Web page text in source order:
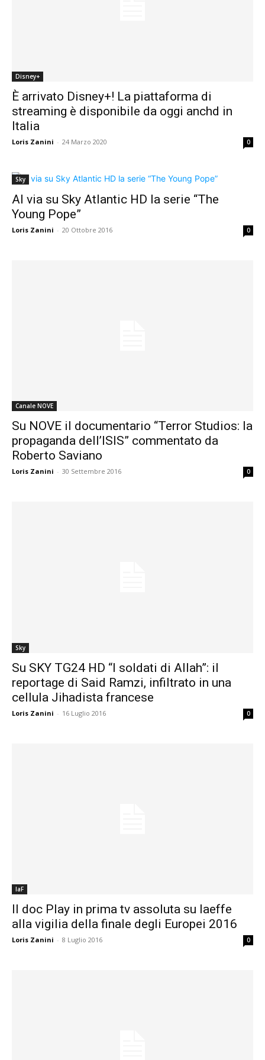
Disney+
È arrivato Disney+! La piattaforma di
streaming è disponibile da oggi anchd in
Italia
Loris Zanini - 24 Marzo 2020 0
Sky
Al via su Sky Atlantic HD la serie “The
Young Pope”
Loris Zanini - 20 Ottobre 2016 0
Canale NOVE
Su NOVE il documentario “Terror Studios: la
propaganda dell’ISIS” commentato da
Roberto Saviano
Loris Zanini - 30 Settembre 2016 0
Sky
Su SKY TG24 HD “I soldati di Allah”: il
reportage di Said Ramzi, infiltrato in una
cellula Jihadista francese
Loris Zanini - 16 Luglio 2016 0
laF
Il doc Play in prima tv assoluta su laeffe
alla vigilia della finale degli Europei 2016
Loris Zanini - 8 Luglio 2016 0